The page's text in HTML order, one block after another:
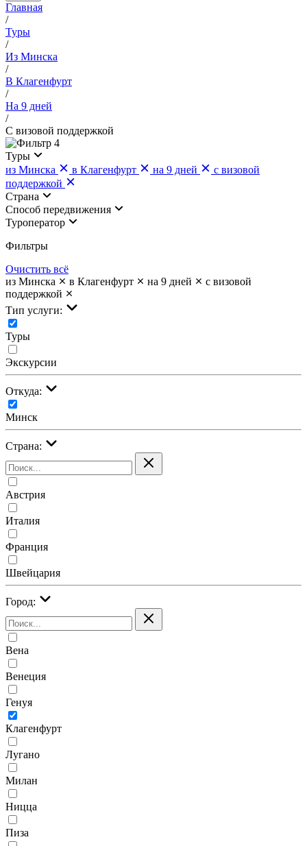
Главная
/
Туры
/
Из Минска
/
В Клагенфурт
/
На 9 дней
/
С визовой поддержкой
4
Туры
из Минска
в Клагенфурт на 9 дней
с визовой
поддержкой
Страна
Cпособ передвижения
Туроператор
Фильтры
Очистить всё
из Минска
в Клагенфурт на 9 дней
с визовой
поддержкой
Тип услуги:
Туры
Экскурсии
Откуда:
Минск
Страна:
Австрия
Италия
Франция
Швейцария
Город:
Вена
Венеция
Генуя
Клагенфурт
Лугано
Милан
Ницца
Пиза